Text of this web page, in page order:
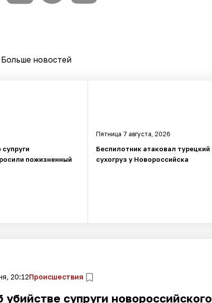
Больше новостей
пожизненный
Пятница 7 августа, 2026
Беспилотник атаковал турецкий
сухогруз у Новороссийска
20:12Происшествия
супруги новороссийского